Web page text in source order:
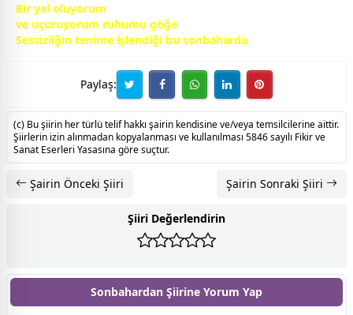
Bir yel oluyorum
ve uçuruyorum ruhumu göğe
Sessizliğin tenime işlendiği bu sonbaharda
Paylaş:
(c) Bu şiirin her türlü telif hakkı şairin kendisine ve/veya temsilcilerine aittir.
Şiirlerin izin alınmadan kopyalanması ve kullanılması 5846 sayılı Fikir ve
Sanat Eserleri Yasasına göre suçtur.
Şairin Önceki Şiiri Şairin Sonraki Şiiri
Şiiri Değerlendirin
Sonbahardan Şiirine Yorum Yap